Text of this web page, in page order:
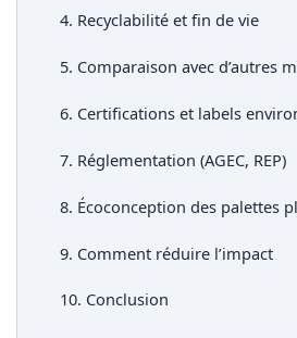
4. Recyclabilité et fin de vie
5. Comparaison avec d’autres
6. Certifications et labels
7. Réglementation (AGEC, REP)
8. Écoconception des palettes
9. Comment réduire l’impact
10. Conclusion